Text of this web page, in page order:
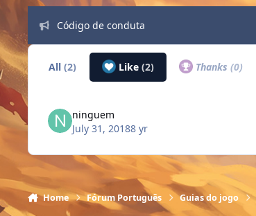
Código de conduta
All(2) Like (2) Thanks(0)
ninguem
July 31, 20188 yr
Home Fórum Português Guias do jogo